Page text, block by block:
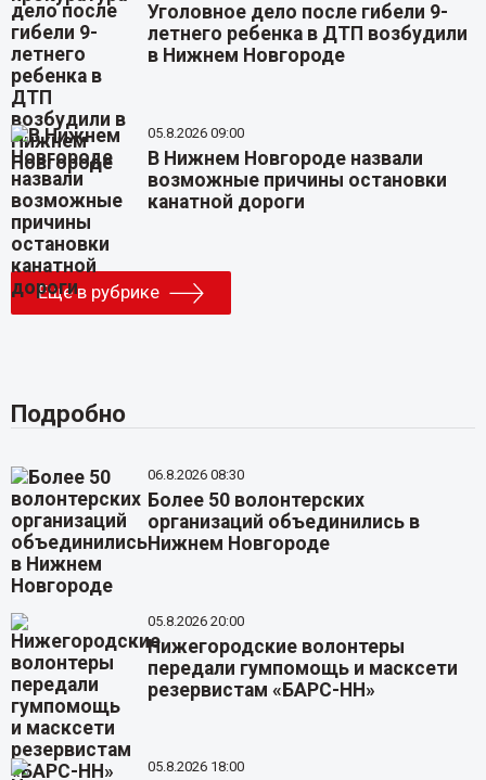
Уголовное дело после гибели 9-
летнего ребенка в ДТП возбудили
в Нижнем Новгороде
05.8.2026 09:00
В Нижнем Новгороде назвали
возможные причины остановки
канатной дороги
Еще в рубрике
Подробно
06.8.2026 08:30
Более 50 волонтерских
организаций объединились в
Нижнем Новгороде
05.8.2026 20:00
Нижегородские волонтеры
передали гумпомощь и масксети
резервистам «БАРС-НН»
05.8.2026 18:00